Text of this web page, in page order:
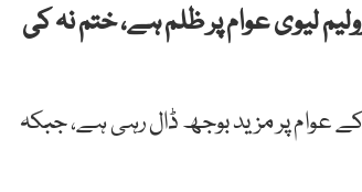
لیوی عوام پر ظلم ہے، ختم نہ کی
پر مزید بوجھ ڈال رہی ہے، جبکہ